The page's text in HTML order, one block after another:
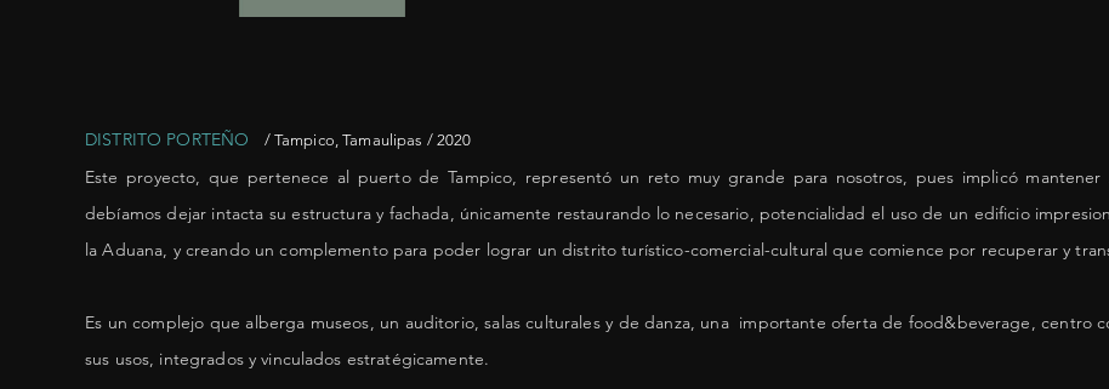
DISTRITO PORTEÑO / Tampico, Tamaulipas / 2020
Este proyecto, que pertenece al puerto de Tampico, representó un reto muy grande para nosotros, pues implicó
debíamos dejar intacta su estructura y fachada, únicamente restaurando lo necesario, potencialidad el uso de un edificio
la Aduana, y creando un complemento para poder lograr un distrito turístico-comercial-cultural que comience por recuperar y
Es un complejo que alberga museos, un auditorio, salas culturales y de danza, una importante oferta de food&beverage, centro
sus usos, integrados y vinculados estratégicamente.